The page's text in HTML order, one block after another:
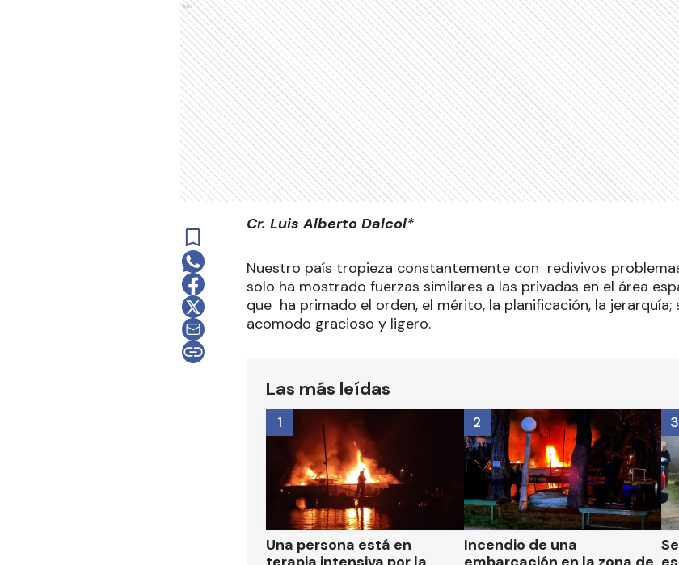
Ads
Cr. Luis Alberto Dalcol*
Nuestro país tropieza constantemente con redivivos
solo ha mostrado fuerzas similares a las privadas en el área
que ha primado el orden, el mérito, la planificación, la
acomodo gracioso y ligero.
Las más leídas
Una persona está en
1
Incendio de una
2 3